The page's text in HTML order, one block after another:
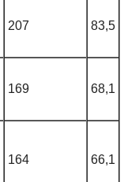
207 83,5
169 68,1
164 66,1